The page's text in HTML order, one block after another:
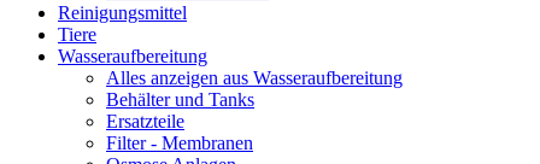
Reinigungsmittel
Tiere
Wasseraufbereitung
Alles anzeigen aus Wasseraufbereitung
Behälter und Tanks
Ersatzteile
Filter - Membranen